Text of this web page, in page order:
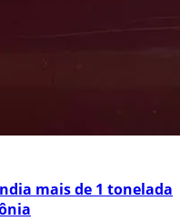
mais de 1 tonelada